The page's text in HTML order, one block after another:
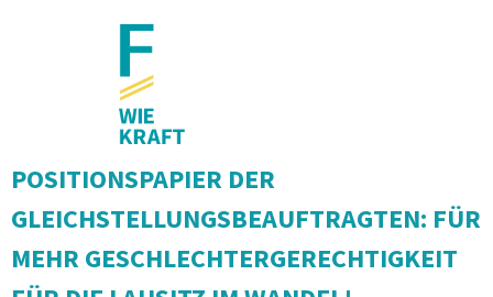
POSITIONSPAPIER DER
GLEICHSTELLUNGSBEAUFTRAGTEN: FÜR
MEHR GESCHLECHTERGERECHTIGKEIT
Forschung